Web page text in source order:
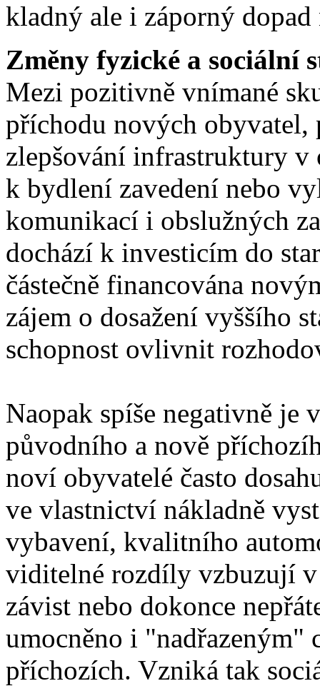
kladný ale i záporný
Změny fyzické a sociální
Mezi pozitivně vnímané
příchodu nových obyvatel,
zlepšování infrastruktury
k bydlení zavedení nebo
komunikací i obslužných
dochází k investicím do
částečně financována
zájem o dosažení vyššího
schopnost ovlivnit
Naopak spíše negativně
původního a nově
noví obyvatelé často
ve vlastnictví nákladně
vybavení, kvalitního
viditelné rozdíly vzbuzují
závist nebo dokonce
umocněno i "nadřazeným"
příchozích. Vzniká tak